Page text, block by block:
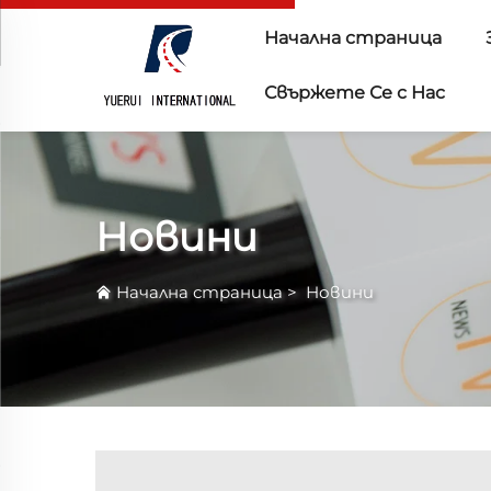
Начална страница
Свържете Се с Нас
Новини
Начална страница> Новини